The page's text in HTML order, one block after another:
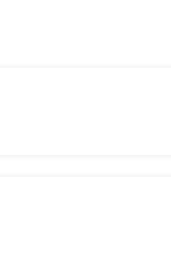
sans complications.
du marché.
des plateformes et des dApps.